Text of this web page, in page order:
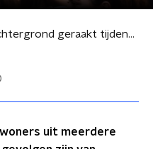
'Klimaat is op de achtergrond geraakt tijdens verkiezingen, terwijl politiek nu moet ingrijpen'
uit meerdere